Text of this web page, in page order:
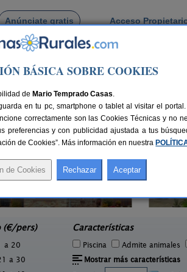
Anúnciate gratis Acceso
Calderón
(€/pers)
a 20
a 30
Características
Piscina Admite animales
Mostrar más características
BÁSICA SOBRE COOKIES
de Mario Temprado Casas.
en tu pc, smartphone o tablet al visitar el
correctamente son las Cookies Técnicas y no
y con publicidad ajustada a tus
de Cookies”. Más información en nuestra